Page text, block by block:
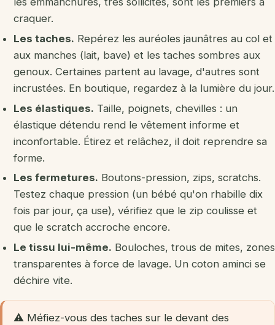
craquer.
Les taches. Repérez les auréoles jaunâtres au col et
aux manches (lait, bave) et les taches sombres aux
genoux. Certaines partent au lavage, d'autres sont
incrustées. En boutique, regardez à la lumière du jour.
Les élastiques. Taille, poignets, chevilles : un
élastique détendu rend le vêtement informe et
inconfortable. Étirez et relâchez, il doit reprendre sa
forme.
Les fermetures. Boutons-pression, zips, scratchs.
Testez chaque pression (un bébé qu'on rhabille dix
fois par jour, ça use), vérifiez que le zip coulisse et
que le scratch accroche encore.
Le tissu lui-même. Bouloches, trous de mites, zones
transparentes à force de lavage. Un coton aminci se
déchire vite.
⚠️ Méfiez-vous des taches sur le devant des